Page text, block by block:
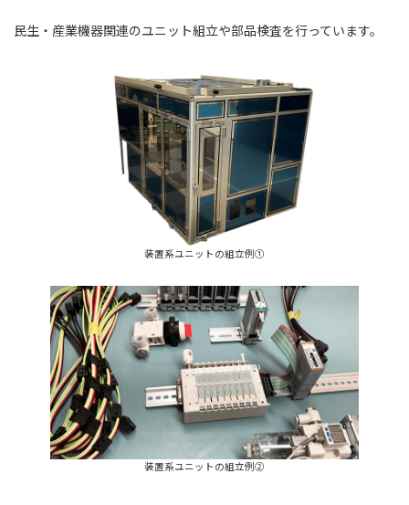
民生・産業機器関連のユニット組立や部品検査を行っています。
装置系ユニットの組立例①
装置系ユニットの組立例②